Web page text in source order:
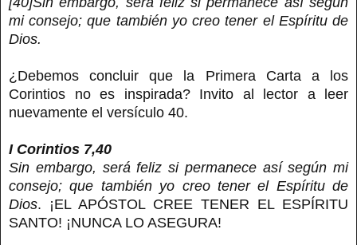
mi consejo; que también yo creo tener el Espíritu de
Dios.
¿Debemos concluir que la Primera Carta a los
Corintios no es inspirada? Invito al lector a leer
nuevamente el versículo 40.
I Corintios 7,40
Sin embargo, será feliz si permanece así según mi
consejo; que también yo creo tener el Espíritu de
Dios. ¡EL APÓSTOL CREE TENER EL ESPÍRITU
SANTO! ¡NUNCA LO ASEGURA!